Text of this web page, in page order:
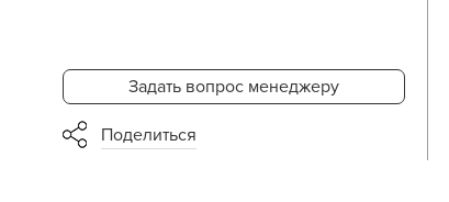
Задать вопрос менеджеру
Поделиться